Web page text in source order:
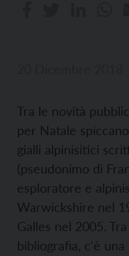
Tra le novità
per Natale
gialli alpinisitici
(pseudonimo di
esploratore e
Warwickshire nel
Galles nel 2005.
bibliografia, c'è